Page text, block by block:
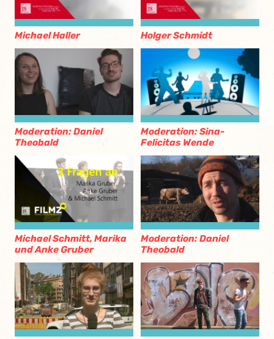
Michael Haller Holger Schmidt
Moderation: Daniel
Theobald
Moderation: Sina-
Felicitas Wende
Michael Schmitt, Marika
und Anke Gruber
Moderation: Daniel
Theobald